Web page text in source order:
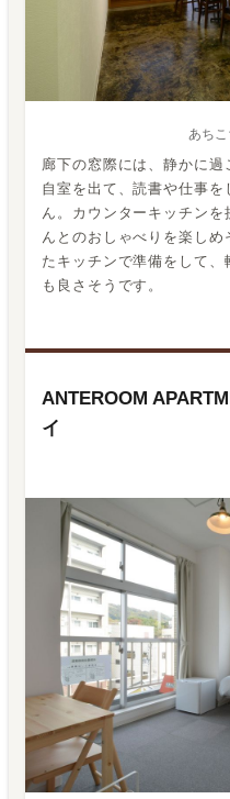
あち
廊下の窓際には、静かに
自室を出て、読書や仕事
ん。カウンターキッチン
んとのおしゃべりを楽し
たキッチンで準備をして
も良さそうです。
ANTEROOM
イ